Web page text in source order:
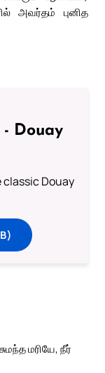
அவர்தம் புனித
- Douay
classic Douay
மரியே, நீர்